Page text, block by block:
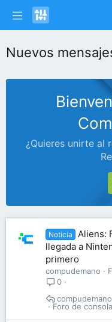
Nuevos
¿Quieres unirte al
Noticia
Aliens:
llegada a
primero
compudemano
0
Foro de
compudemano